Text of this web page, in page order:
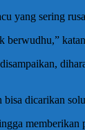
yang sering
berwudhu,”
dicarikan